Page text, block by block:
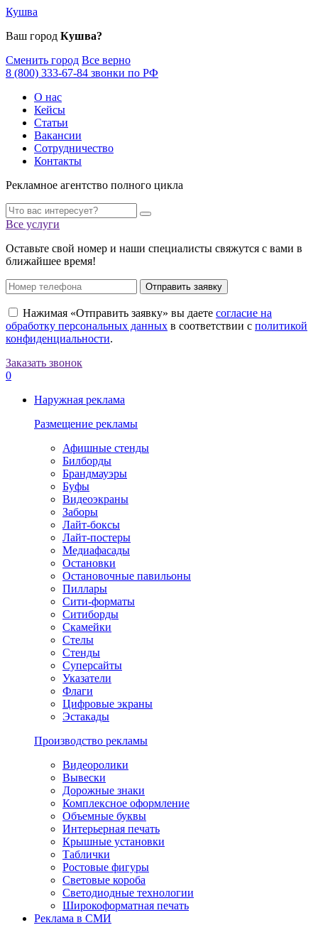
Кушва
Ваш город Кушва?
Сменить город Все верно
8 (800) 333-67-84 звонки по РФ
О нас
Кейсы
Статьи
Вакансии
Сотрудничество
Контакты
Рекламное агентство полного цикла
Все услуги
Оставьте свой номер и наши специалисты свяжутся с вами в
ближайшее время!
Отправить заявку
Нажимая «Отправить заявку» вы даете согласие на
обработку персональных данных в соответствии с политикой
конфиденциальности.
Заказать звонок
0
Наружная реклама
Размещение рекламы
Афишные стенды
Билборды
Брандмауэры
Буфы
Видеоэкраны
Заборы
Лайт-боксы
Лайт-постеры
Медиафасады
Остановки
Остановочные павильоны
Пиллары
Сити-форматы
Ситиборды
Скамейки
Стелы
Стенды
Суперсайты
Указатели
Флаги
Цифровые экраны
Эстакады
Производство рекламы
Видеоролики
Вывески
Дорожные знаки
Комплексное оформление
Объемные буквы
Интерьерная печать
Крышные установки
Таблички
Ростовые фигуры
Световые короба
Светодиодные технологии
Широкоформатная печать
Реклама в СМИ